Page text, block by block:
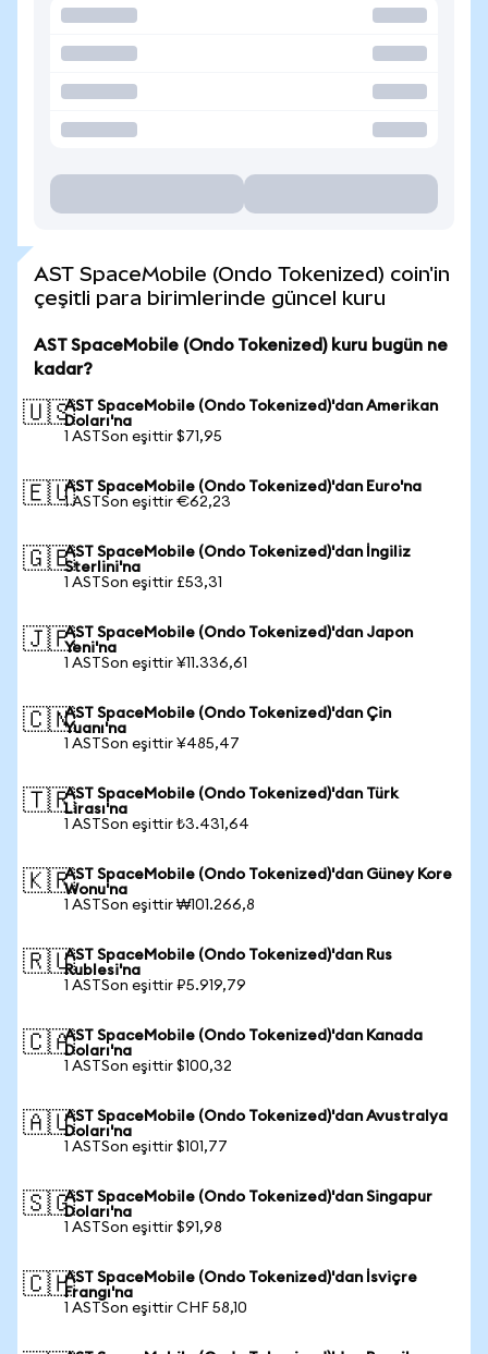
AST SpaceMobile (Ondo Tokenized) coin'in
çeşitli para birimlerinde güncel kuru
AST SpaceMobile (Ondo Tokenized) kuru bugün ne
kadar?
🇺🇸AST SpaceMobile (Ondo Tokenized)'dan Amerikan
Doları'na
1 ASTSon eşittir $71,95
🇪🇺AST SpaceMobile (Ondo Tokenized)'dan Euro'na
1 ASTSon eşittir €62,23
🇬🇧AST SpaceMobile (Ondo Tokenized)'dan İngiliz
Sterlini'na
1 ASTSon eşittir £53,31
🇯🇵AST SpaceMobile (Ondo Tokenized)'dan Japon
Yeni'na
1 ASTSon eşittir ¥11.336,61
🇨🇳AST SpaceMobile (Ondo Tokenized)'dan Çin
Yuanı'na
1 ASTSon eşittir ¥485,47
🇹🇷AST SpaceMobile (Ondo Tokenized)'dan Türk
Lirası'na
1 ASTSon eşittir ₺3.431,64
🇰🇷AST SpaceMobile (Ondo Tokenized)'dan Güney Kore
Wonu'na
1 ASTSon eşittir ₩101.266,8
🇷🇺AST SpaceMobile (Ondo Tokenized)'dan Rus
Rublesi'na
1 ASTSon eşittir ₽5.919,79
🇨🇦AST SpaceMobile (Ondo Tokenized)'dan Kanada
Doları'na
1 ASTSon eşittir $100,32
🇦🇺AST SpaceMobile (Ondo Tokenized)'dan Avustralya
Doları'na
1 ASTSon eşittir $101,77
🇸🇬AST SpaceMobile (Ondo Tokenized)'dan Singapur
Doları'na
1 ASTSon eşittir $91,98
🇨🇭AST SpaceMobile (Ondo Tokenized)'dan İsviçre
Frangı'na
1 ASTSon eşittir CHF 58,10